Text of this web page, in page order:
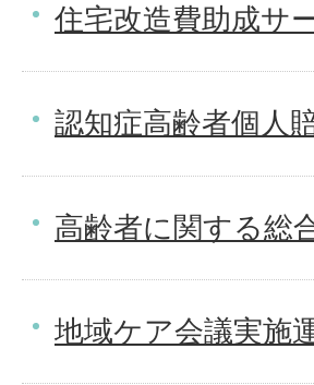
住宅改造費助成サ
認知症高齢者個人
高齢者に関する総
地域ケア会議実施